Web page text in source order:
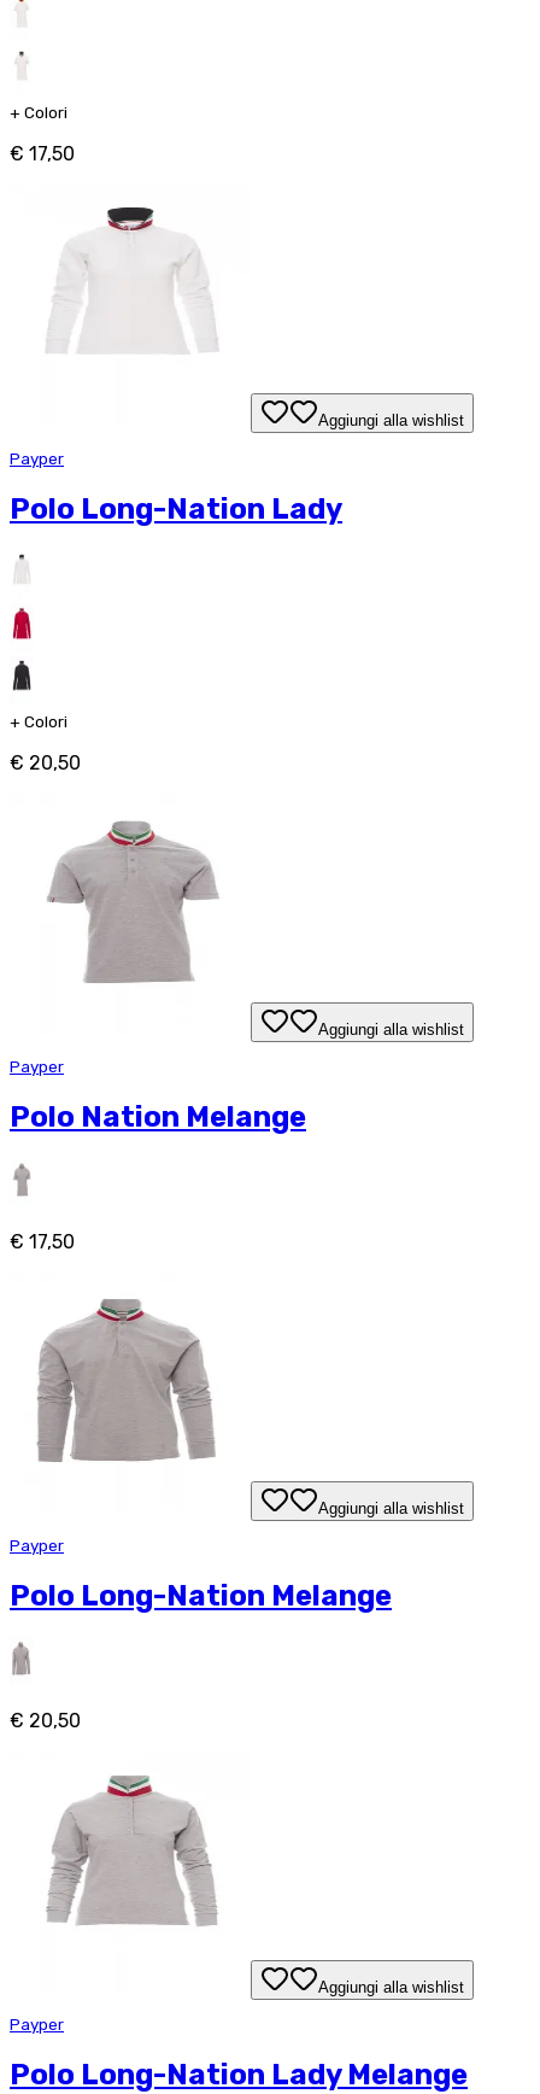
+ Colori
€ 17,50
Aggiungi alla wishlist
Payper
Polo Long-Nation Lady
+ Colori
€ 20,50
Aggiungi alla wishlist
Payper
Polo Nation Melange
€ 17,50
Aggiungi alla wishlist
Payper
Polo Long-Nation Melange
€ 20,50
Aggiungi alla wishlist
Payper
Polo Long-Nation Lady Melange